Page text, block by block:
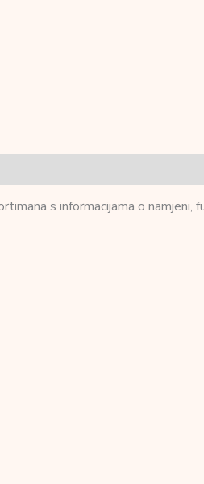
s informacijama o namjeni,